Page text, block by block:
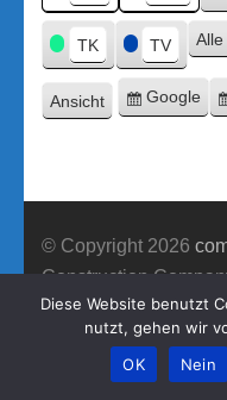
TK TV
Ansicht ausdrucken
Eintragen
Google
© Copyright 2026
Construction
Präsentiert von
Diese Website benutzt
nutzt, gehen wir
OK
Nein